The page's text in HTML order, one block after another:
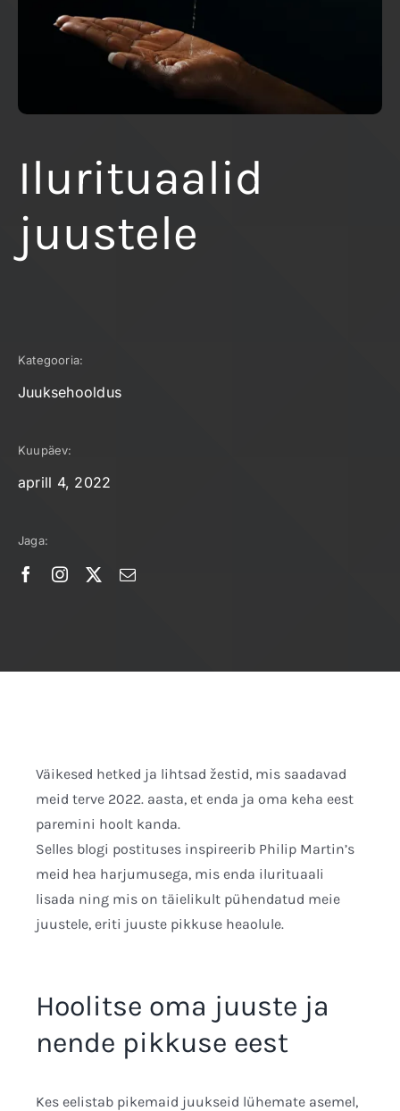
Ilurituaalid
juustele
Kategooria:
Juuksehooldus
Kuupäev:
aprill 4, 2022
Jaga:
Väikesed hetked ja lihtsad žestid, mis saadavad
meid terve 2022. aasta, et enda ja oma keha eest
paremini hoolt kanda.
Selles blogi postituses inspireerib Philip Martin’s
meid hea harjumusega, mis enda ilurituaali
lisada ning mis on täielikult pühendatud meie
juustele, eriti juuste pikkuse heaolule.
Hoolitse oma juuste ja
nende pikkuse eest
Kes eelistab pikemaid juukseid lühemate asemel,